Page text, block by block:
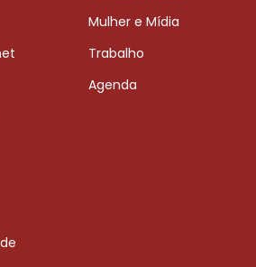
Mulher e Mídia
Trabalho
Agenda